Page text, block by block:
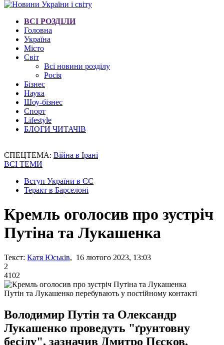
ВСІ РОЗДІЛИ
Головна
Україна
Місто
Світ
Всі новини розділу
Росія
Бізнес
Наука
Шоу-бізнес
Спорт
Lifestyle
БЛОГИ ЧИТАЧІВ
СПЕЦТЕМА: Війна в Ірані
ВСІ ТЕМИ
Вступ України в ЄС
Теракт в Барселоні
Кремль оголосив про зустріч
Путіна та Лукашенка
Текст: Катя Юськів, 16 лютого 2023, 13:03
2
4102
Путін та Лукашенко перебувають у постійному контакті
Володимир Путін та Олександр
Лукашенко проведуть "ґрунтовну
бесіду", зазначив Дмитро Пєсков.